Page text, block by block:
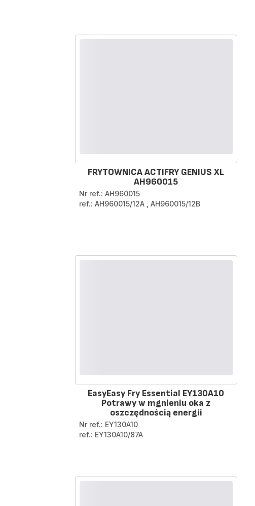
FRYTOWNICA ACTIFRY GENIUS XL
AH960015
Nr ref.: AH960015
ref.: AH960015/12A
AH960015/12B
EasyEasy Fry Essential EY130A10
Potrawy w mgnieniu oka z
oszczędnością energii
Nr ref.: EY130A10
ref.: EY130A10/87A